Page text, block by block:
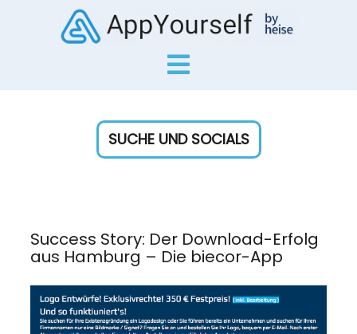
Success Story: Der Download-Erfolg
aus Hamburg – Die biecor-App
SUCHE UND SOCIALS